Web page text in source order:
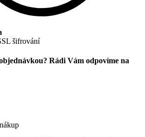
šifrování
Rádi Vám odpovíme na